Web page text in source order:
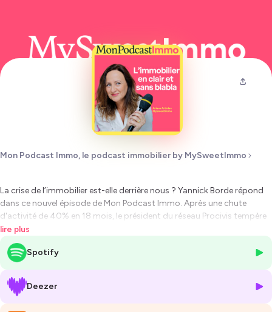
Mon Podcast Immo, le podcast immobilier by MySweetImmo
La crise de l’immobilier est-elle derrière nous ? Yannick Borde répond
dans ce nouvel épisode de Mon Podcast Immo. Après une chute
d'activité de 40% en 18 mois, le président du réseau Procivis tempère
les attentes d’une reprise rapide.
reprise sera plus lente, plus progressive",
Artinian. Bien que les taux d’intérêt montrent enfin des signes de
projets peinent à émerger face à un manque d’offres criant. Le retour
à l’équilibre prendra du temps, et nécessitera, selon lui, des
lire plus
Spotify
Deezer